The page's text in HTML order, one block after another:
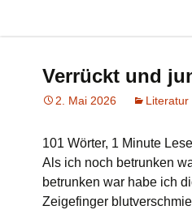
Verrückt und
2. Mai 2026 Literatur
101 Wörter, 1 Minute
Als ich noch betrunken
betrunken war habe ich
Zeigefinger